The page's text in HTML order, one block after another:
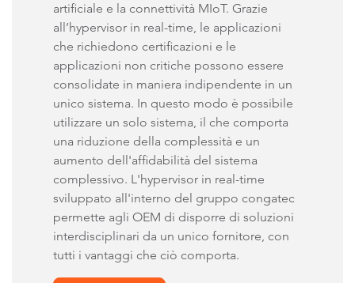
artificiale e la connettività MIoT. Grazie
all’hypervisor in real-time, le applicazioni
che richiedono certificazioni e le
applicazioni non critiche possono essere
consolidate in maniera indipendente in un
unico sistema. In questo modo è possibile
utilizzare un solo sistema, il che comporta
una riduzione della complessità e un
aumento dell'affidabilità del sistema
complessivo. L'hypervisor in real-time
sviluppato all'interno del gruppo congatec
permette agli OEM di disporre di soluzioni
interdisciplinari da un unico fornitore, con
tutti i vantaggi che ciò comporta.